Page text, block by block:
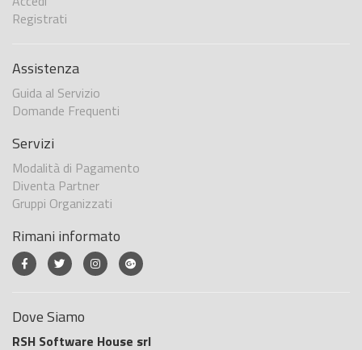
Registrati
Assistenza
Guida al Servizio
Domande Frequenti
Servizi
Modalità di Pagamento
Diventa Partner
Gruppi Organizzati
Rimani informato
Dove Siamo
RSH Software House srl